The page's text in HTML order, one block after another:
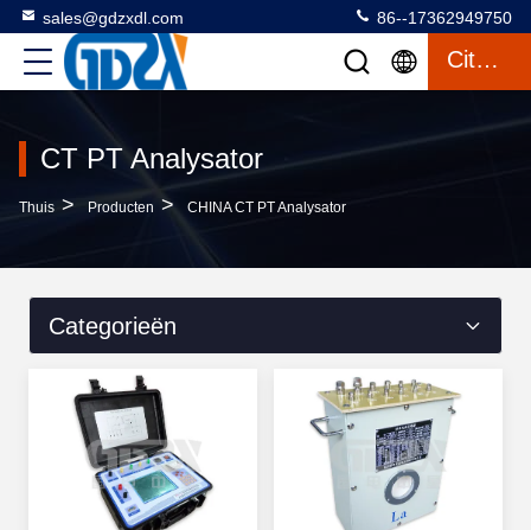
sales@gdzxdl.com 86--17362949750
Citaat
CT PT Analysator
Thuis > Producten > CHINA CT PT Analysator
Categorieën